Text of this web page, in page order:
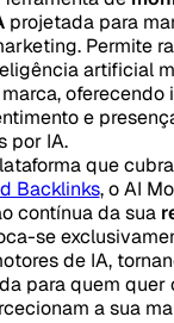
projetada para
Permite
artificial
oferecendo
e
por IA.
que cubra
Backlinks, o AI
contínua da sua
se
de IA,
para quem quer
a sua